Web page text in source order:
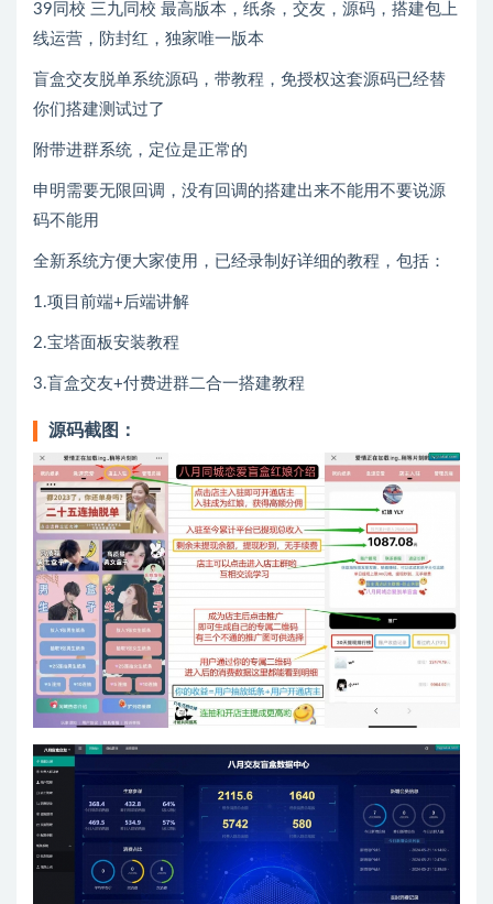
39同校 三九同校 最高版本，纸条，交友，源码，搭建包上
线运营，防封红，独家唯一版本
盲盒交友脱单系统源码，带教程，免授权这套源码已经替
你们搭建测试过了
附带进群系统，定位是正常的
申明需要无限回调，没有回调的搭建出来不能用不要说源
码不能用
全新系统方便大家使用，已经录制好详细的教程，包括：
1.项目前端+后端讲解
2.宝塔面板安装教程
3.盲盒交友+付费进群二合一搭建教程
源码截图：